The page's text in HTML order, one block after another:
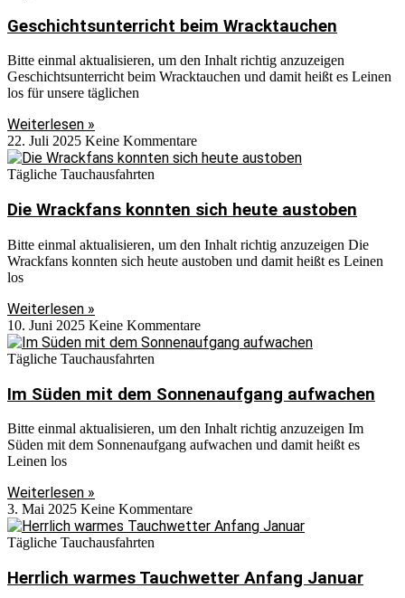
Geschichtsunterricht beim Wracktauchen
Bitte einmal aktualisieren, um den Inhalt richtig anzuzeigen
Geschichtsunterricht beim Wracktauchen und damit heißt es Leinen
los für unsere täglichen
Weiterlesen »
22. Juli 2025 Keine Kommentare
Tägliche Tauchausfahrten
Die Wrackfans konnten sich heute austoben
Bitte einmal aktualisieren, um den Inhalt richtig anzuzeigen Die
Wrackfans konnten sich heute austoben und damit heißt es Leinen
los
Weiterlesen »
10. Juni 2025 Keine Kommentare
Tägliche Tauchausfahrten
Im Süden mit dem Sonnenaufgang aufwachen
Bitte einmal aktualisieren, um den Inhalt richtig anzuzeigen Im
Süden mit dem Sonnenaufgang aufwachen und damit heißt es
Leinen los
Weiterlesen »
3. Mai 2025 Keine Kommentare
Tägliche Tauchausfahrten
Herrlich warmes Tauchwetter Anfang Januar